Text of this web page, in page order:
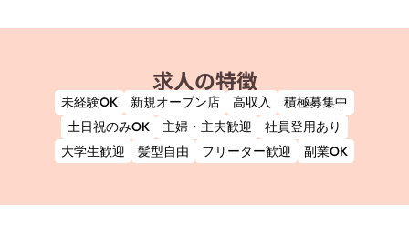
求人の特徴
未経験OK 新規オープン店 高収入
積極募集中
土日祝のみOK
主婦・主夫歓迎
社員登用あり
大学生歓迎
髪型自由 フリーター歓迎 副業OK